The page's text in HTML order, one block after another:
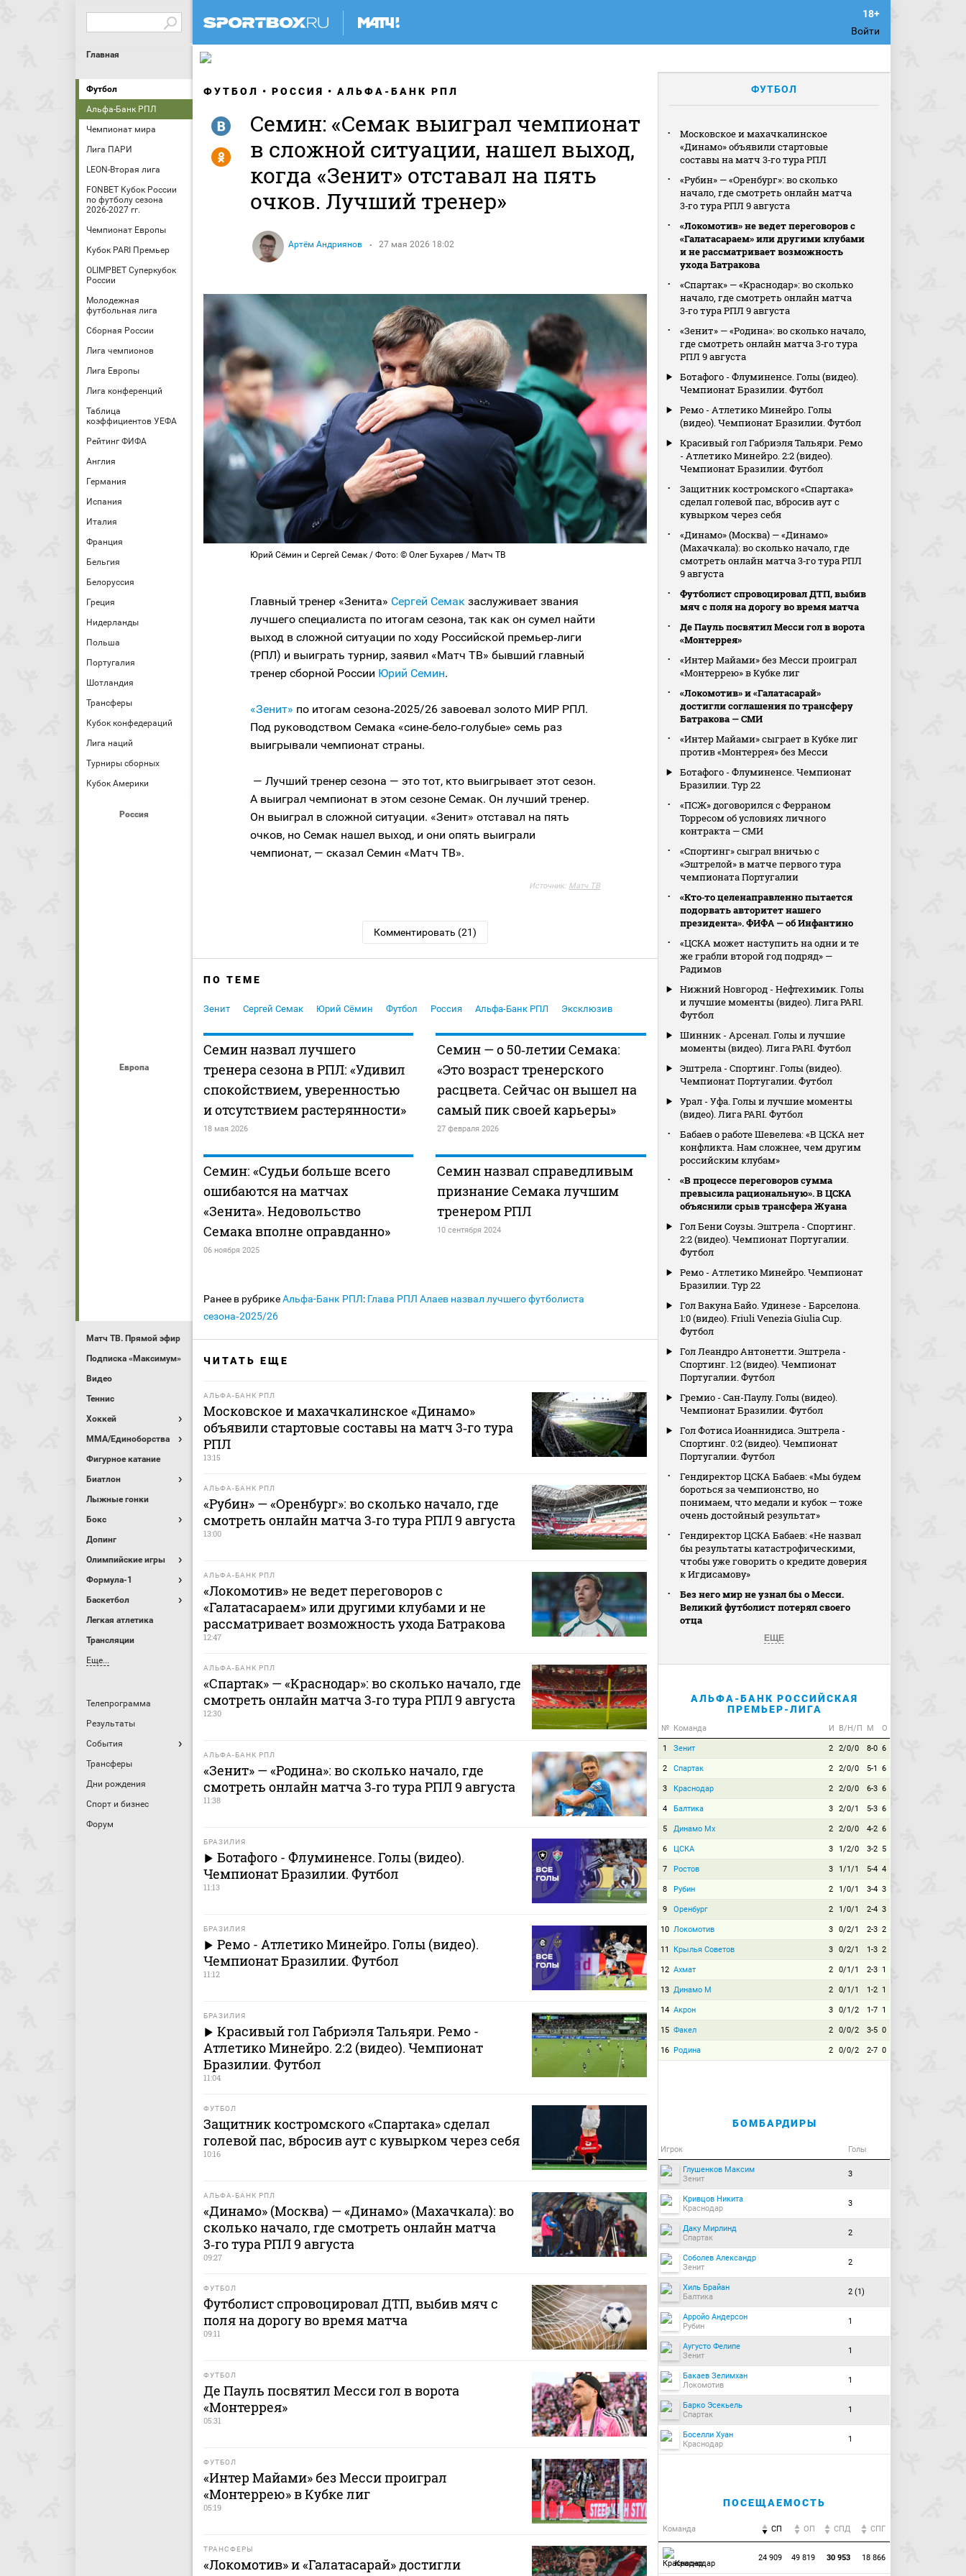
Войти
Главная
Футбол
Альфа-Банк РПЛ
Чемпионат мира
Лига ПАРИ
LEON-Вторая лига
FONBET Кубок России
по футболу сезона
2026-2027 гг.
Чемпионат Европы
Кубок PARI Премьер
OLIMPBET Суперкубок
России
Молодежная
футбольная лига
Сборная России
Лига чемпионов
Лига Европы
Лига конференций
Таблица
коэффициентов УЕФА
Рейтинг ФИФА
Англия
Германия
Испания
Италия
Франция
Бельгия
Белоруссия
Греция
Нидерланды
Польша
Португалия
Шотландия
Трансферы
Кубок конфедераций
Лига наций
Турниры сборных
Кубок Америки
Россия
Европа
Матч ТВ. Прямой эфир
Подписка «Максимум»
Видео
Теннис
Хоккей
MMA/Единоборства
Фигурное катание
Биатлон
Лыжные гонки
Бокс
Допинг
Олимпийские игры
Формула-1
Баскетбол
Легкая атлетика
Трансляции
Еще...
Телепрограмма
Результаты
События
Трансферы
Дни рождения
Спорт и бизнес
Форум
ФУТБОЛ РОССИЯ АЛЬФА-БАНК РПЛ
Семин: «Семак выиграл чемпионат
в сложной ситуации, нашел выход,
когда «Зенит» отставал на пять
очков. Лучший тренер»
Артём Андриянов 27 мая 2026 18:02
R
Y
Юрий Сёмин и Сергей Семак / Фото: © Олег Бухарев / Матч ТВ
Главный тренер «Зенита» Сергей Семак заслуживает звания
лучшего специалиста по итогам сезона, так как он сумел найти
выход в сложной ситуации по ходу Российской премьер‑лиги
(РПЛ) и выиграть турнир, заявил «Матч ТВ» бывший главный
тренер сборной России Юрий Семин.
«Зенит» по итогам сезона‑2025/26 завоевал золото МИР РПЛ.
Под руководством Семака «сине‑бело‑голубые» семь раз
выигрывали чемпионат страны.
— Лучший тренер сезона — это тот, кто выигрывает этот сезон.
А выиграл чемпионат в этом сезоне Семак. Он лучший тренер.
Он выиграл в сложной ситуации. «Зенит» отставал на пять
очков, но Семак нашел выход, и они опять выиграли
чемпионат, — сказал Семин «Матч ТВ».
Источник: Матч ТВ
Комментировать (21)
ПО ТЕМЕ
Зенит Сергей Семак Юрий Сёмин Футбол Россия Альфа-Банк РПЛ Эксклюзив
Семин назвал лучшего
тренера сезона в РПЛ: «Удивил
спокойствием, уверенностью
и отсутствием растерянности»
18 мая 2026
Семин — о 50‑летии Семака:
«Это возраст тренерского
расцвета. Сейчас он вышел на
самый пик своей карьеры»
27 февраля 2026
Семин: «Судьи больше всего
ошибаются на матчах
«Зенита». Недовольство
Семака вполне оправданно»
06 ноября 2025
Семин назвал справедливым
признание Семака лучшим
тренером РПЛ
10 сентября 2024
Ранее в рубрикеАльфа-Банк РПЛ: Глава РПЛ Алаев назвал лучшего футболиста
сезона‑2025/26
ЧИТАТЬ ЕЩЕ
АЛЬФА-БАНК РПЛ
Московское и махачкалинское «Динамо»
объявили стартовые составы на матч 3‑го тура
РПЛ
13:15
АЛЬФА-БАНК РПЛ
«Рубин» — «Оренбург»: во сколько начало, где
смотреть онлайн матча 3‑го тура РПЛ 9 августа
13:00
АЛЬФА-БАНК РПЛ
«Локомотив» не ведет переговоров с
«Галатасараем» или другими клубами и не
рассматривает возможность ухода Батракова
12:47
АЛЬФА-БАНК РПЛ
«Спартак» — «Краснодар»: во сколько начало, где
смотреть онлайн матча 3‑го тура РПЛ 9 августа
12:30
АЛЬФА-БАНК РПЛ
«Зенит» — «Родина»: во сколько начало, где
смотреть онлайн матча 3‑го тура РПЛ 9 августа
11:38
БРАЗИЛИЯ
Ботафого - Флуминенсе. Голы (видео).
Чемпионат Бразилии. Футбол
11:13
БРАЗИЛИЯ
Ремо - Атлетико Минейро. Голы (видео).
Чемпионат Бразилии. Футбол
11:12
БРАЗИЛИЯ
Красивый гол Габриэля Тальяри. Ремо -
Атлетико Минейро. 2:2 (видео). Чемпионат
Бразилии. Футбол
11:04
ФУТБОЛ
Защитник костромского «Спартака» сделал
голевой пас, вбросив аут с кувырком через себя
10:16
АЛЬФА-БАНК РПЛ
«Динамо» (Москва) — «Динамо» (Махачкала): во
сколько начало, где смотреть онлайн матча
3‑го тура РПЛ 9 августа
09:27
ФУТБОЛ
Футболист спровоцировал ДТП, выбив мяч с
поля на дорогу во время матча
09:11
ФУТБОЛ
Де Пауль посвятил Месси гол в ворота
«Монтеррея»
05:31
ФУТБОЛ
«Интер Майами» без Месси проиграл
«Монтеррею» в Кубке лиг
05:19
ТРАНСФЕРЫ
«Локомотив» и «Галатасарай» достигли
ФУТБОЛ
Московское и махачкалинское
«Динамо» объявили стартовые
составы на матч 3‑го тура РПЛ
«Рубин» — «Оренбург»: во сколько
начало, где смотреть онлайн матча
3‑го тура РПЛ 9 августа
«Локомотив» не ведет переговоров с
«Галатасараем» или другими клубами
и не рассматривает возможность
ухода Батракова
«Спартак» — «Краснодар»: во сколько
начало, где смотреть онлайн матча
3‑го тура РПЛ 9 августа
«Зенит» — «Родина»: во сколько начало,
где смотреть онлайн матча 3‑го тура
РПЛ 9 августа
Ботафого - Флуминенсе. Голы (видео).
Чемпионат Бразилии. Футбол
Ремо - Атлетико Минейро. Голы
(видео). Чемпионат Бразилии. Футбол
Красивый гол Габриэля Тальяри. Ремо
- Атлетико Минейро. 2:2 (видео).
Чемпионат Бразилии. Футбол
Защитник костромского «Спартака»
сделал голевой пас, вбросив аут с
кувырком через себя
«Динамо» (Москва) — «Динамо»
(Махачкала): во сколько начало, где
смотреть онлайн матча 3‑го тура РПЛ
9 августа
Футболист спровоцировал ДТП, выбив
мяч с поля на дорогу во время матча
Де Пауль посвятил Месси гол в ворота
«Монтеррея»
«Интер Майами» без Месси проиграл
«Монтеррею» в Кубке лиг
«Локомотив» и «Галатасарай»
достигли соглашения по трансферу
Батракова — СМИ
«Интер Майами» сыграет в Кубке лиг
против «Монтеррея» без Месси
Ботафого - Флуминенсе. Чемпионат
Бразилии. Тур 22
«ПСЖ» договорился с Ферраном
Торресом об условиях личного
контракта — СМИ
«Спортинг» сыграл вничью с
«Эштрелой» в матче первого тура
чемпионата Португалии
«Кто‑то целенаправленно пытается
подорвать авторитет нашего
президента». ФИФА — об Инфантино
«ЦСКА может наступить на одни и те
же грабли второй год подряд» —
Радимов
Нижний Новгород - Нефтехимик. Голы
и лучшие моменты (видео). Лига PARI.
Футбол
Шинник - Арсенал. Голы и лучшие
моменты (видео). Лига PARI. Футбол
Эштрела - Спортинг. Голы (видео).
Чемпионат Португалии. Футбол
Урал - Уфа. Голы и лучшие моменты
(видео). Лига PARI. Футбол
Бабаев о работе Шевелева: «В ЦСКА нет
конфликта. Нам сложнее, чем другим
российским клубам»
«В процессе переговоров сумма
превысила рациональную». В ЦСКА
объяснили срыв трансфера Жуана
Гол Бени Соузы. Эштрела - Спортинг.
2:2 (видео). Чемпионат Португалии.
Футбол
Ремо - Атлетико Минейро. Чемпионат
Бразилии. Тур 22
Гол Вакуна Байо. Удинезе - Барселона.
1:0 (видео). Friuli Venezia Giulia Cup.
Футбол
Гол Леандро Антонетти. Эштрела -
Спортинг. 1:2 (видео). Чемпионат
Португалии. Футбол
Гремио - Сан-Паулу. Голы (видео).
Чемпионат Бразилии. Футбол
Гол Фотиса Иоаннидиса. Эштрела -
Спортинг. 0:2 (видео). Чемпионат
Португалии. Футбол
Гендиректор ЦСКА Бабаев: «Мы будем
бороться за чемпионство, но
понимаем, что медали и кубок — тоже
очень достойный результат»
Гендиректор ЦСКА Бабаев: «Не назвал
бы результаты катастрофическими,
чтобы уже говорить о кредите доверия
к Игдисамову»
Без него мир не узнал бы о Месси.
Великий футболист потерял своего
отца
ЕЩЕ
АЛЬФА-БАНК РОССИЙСКАЯ
ПРЕМЬЕР-ЛИГА
№ Команда И В/Н/П М О
1 Зенит 2 2/0/0 8-0 6
2 Спартак 2 2/0/0 5-1 6
3 Краснодар 2 2/0/0 6-3 6
4 Балтика 3 2/0/1 5-3 6
5 Динамо Мх 2 2/0/0 4-2 6
6 ЦСКА 3 1/2/0 3-2 5
7 Ростов 3 1/1/1 5-4 4
8 Рубин 2 1/0/1 3-4 3
9 Оренбург 2 1/0/1 2-4 3
10 Локомотив 3 0/2/1 2-3 2
11 Крылья Советов 3 0/2/1 1-3 2
12 Ахмат 2 0/1/1 2-3 1
13 Динамо М 2 0/1/1 1-2 1
14 Акрон 3 0/1/2 1-7 1
15 Факел 2 0/0/2 3-5 0
16 Родина 2 0/0/2 2-7 0
БОМБАРДИРЫ
Игрок Голы
Глушенков Максим
Зенит
3
Кривцов Никита
Краснодар
3
Даку Мирлинд
Спартак
2
Соболев Александр
Зенит
2
Хиль Брайан
Балтика
2 (1)
Арройо Андерсон
Рубин
1
Аугусто Фелипе
Зенит
1
Бакаев Зелимхан
Локомотив
1
Барко Эсекьель
Спартак
1
Боселли Хуан
Краснодар
1
ПОСЕЩАЕМОСТЬ
Команда СП ОП CПД CПГ
Краснодар
24 909 49 819 30 953 18 866